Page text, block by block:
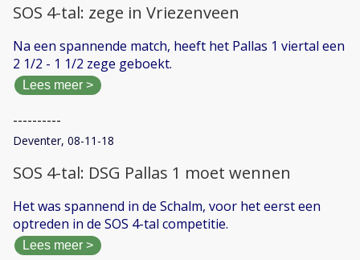
SOS 4-tal: zege in Vriezenveen
Na een spannende match, heeft het Pallas 1 viertal een
2 1/2 - 1 1/2 zege geboekt.
Lees meer >
----------
Deventer, 08-11-18
SOS 4-tal: DSG Pallas 1 moet wennen
Het was spannend in de Schalm, voor het eerst een
optreden in de SOS 4-tal competitie.
Lees meer >